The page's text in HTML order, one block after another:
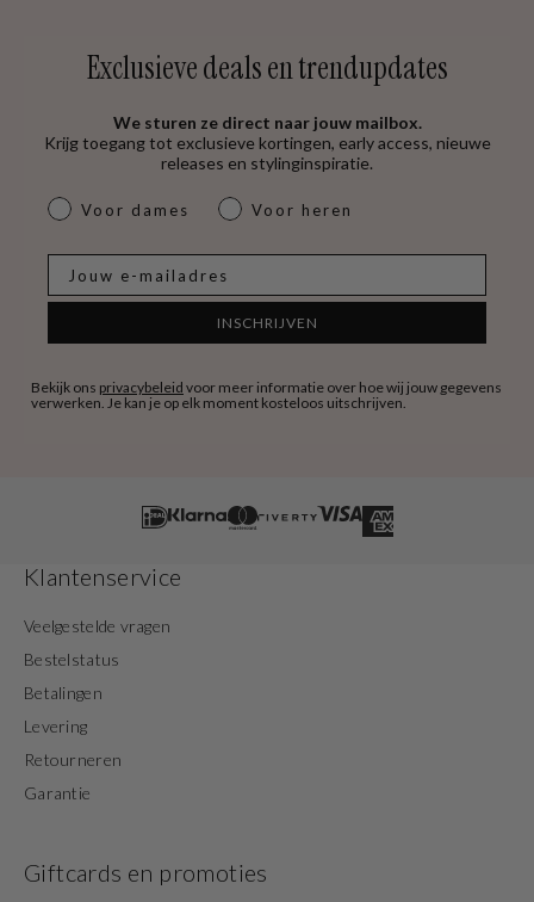
Exclusieve deals en trendupdates
We sturen ze direct naar jouw mailbox.
Krijg toegang tot exclusieve kortingen, early access, nieuwe
releases en stylinginspiratie.
dames & heren
Voor dames Voor heren
INSCHRIJVEN
Bekijk ons privacybeleid voor meer informatie over hoe wij jouw gegevens
verwerken. Je kan je op elk moment kosteloos uitschrijven.
Klantenservice
Veelgestelde vragen
Bestelstatus
Betalingen
Levering
Retourneren
Garantie
Giftcards en promoties